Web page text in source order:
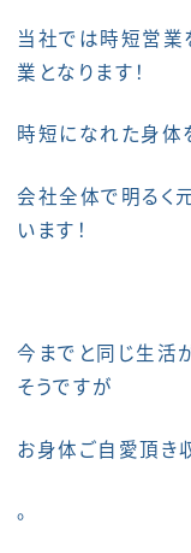
当社では時短営業
業となります！
時短になれた身体
会社全体で明るく
います！
今までと同じ生活
そうですが
お身体ご自愛頂き
。